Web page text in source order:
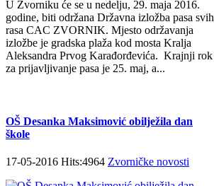
U Zvorniku će se u nedelju, 29. maja 2016.
godine, biti održana Državna izložba pasa svih
rasa CAC ZVORNIK. Mjesto održavanja
izložbe je gradska plaža kod mosta Kralja
Aleksandra Prvog Karađorđevića. Krajnji rok
za prijavljivanje pasa je 25. maj, a...
OŠ Desanka Maksimović obilježila dan
škole
17-05-2016 Hits:4964 Zvorničke novosti